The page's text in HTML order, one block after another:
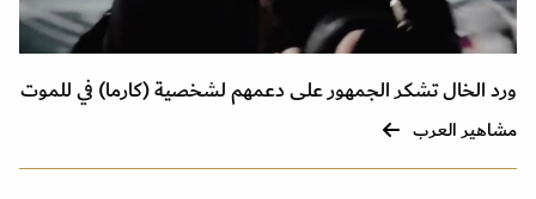
ورد الخال تشكر الجمهور على دعمهم لشخصية (كارما) في للموت
مشاهير العرب